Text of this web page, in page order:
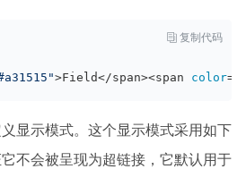
 复制代码
>Field</span><span color=
显示模式。这个显示模式采用如下
不会被呈现为超链接，它默认用于